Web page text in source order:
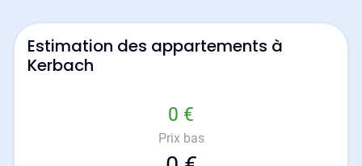
Estimation des appartements à
Kerbach
0 €
Prix bas